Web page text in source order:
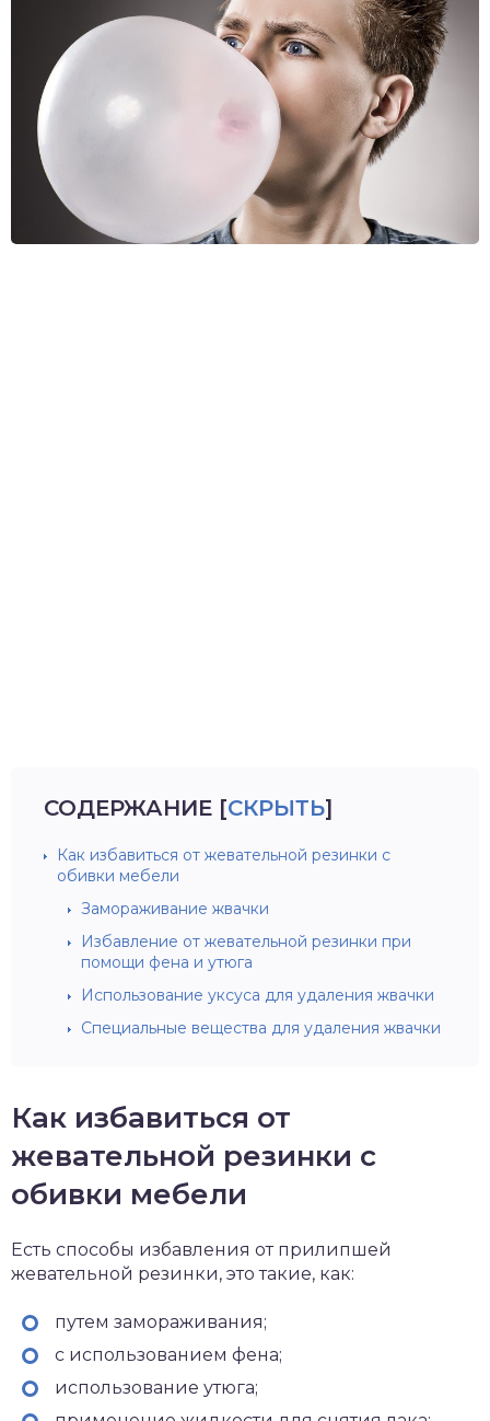
СОДЕРЖАНИЕ [СКРЫТЬ]
Как избавиться от жевательной резинки с
обивки мебели
Замораживание жвачки
Избавление от жевательной резинки при
помощи фена и утюга
Использование уксуса для удаления жвачки
Специальные вещества для удаления жвачки
Как избавиться от
жевательной резинки с
обивки мебели
Есть способы избавления от прилипшей
жевательной резинки, это такие, как:
путем замораживания;
с использованием фена;
использование утюга;